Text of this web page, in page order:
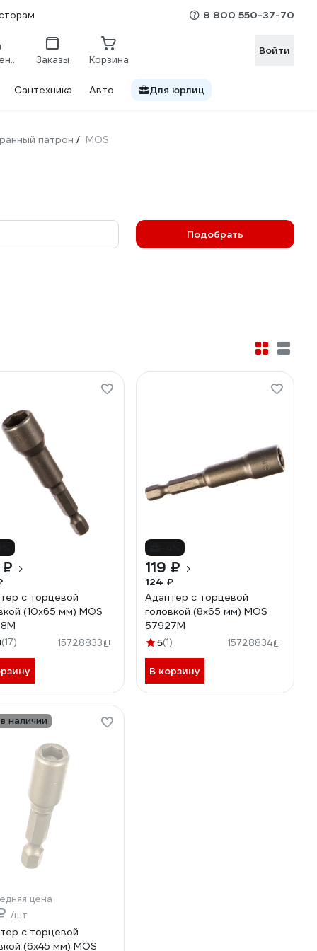
8 800 550-37-70
Сравнение Заказы Корзина
Войти
Сантехника Авто Для юрлиц
патрон / MOS
Подобрать
₽
с торцевой
(10x65 мм) MOS
(17) 15728833
119 ₽
124 ₽
Адаптер с торцевой
головкой (8x65 мм) MOS
57927М
5(1) 15728834
В корзину
наличии
цена
/шт
с торцевой
(6x45 мм) MOS